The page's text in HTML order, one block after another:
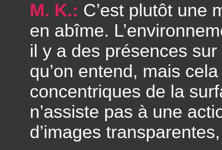
M. K.: C’est plutôt une
en abîme.
il y a des présences
qu’on entend, mais
concentriques de la
n’assiste pas à une
d’images